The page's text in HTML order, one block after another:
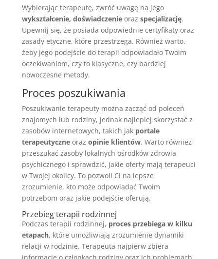
Wybierając terapeutę, zwróć uwagę na jego
wykształcenie, doświadczenieoraz specjalizację.
Upewnij się, że posiada odpowiednie certyfikaty oraz
zasady etyczne, które przestrzega. Również warto,
żeby jego podejście do terapii odpowiadało Twoim
oczekiwaniom, czy to klasyczne, czy bardziej
nowoczesne metody.
Proces poszukiwania
Poszukiwanie terapeuty można zacząć od poleceń
znajomych lub rodziny, jednak najlepiej skorzystać z
zasobów internetowych, takich jak portale
terapeutyczneoraz opinie klientów. Warto również
przeszukać zasoby lokalnych ośrodków zdrowia
psychicznego i sprawdzić, jakie oferty mają terapeuci
w Twojej okolicy. To pozwoli Ci na lepsze
zrozumienie, kto może odpowiadać Twoim
potrzebom oraz jakie podejście oferują.
Przebieg terapii rodzinnej
Podczas terapii rodzinnej, proces przebiega w kilku
etapach, które umożliwiają zrozumienie dynamiki
relacji w rodzinie. Terapeuta najpierw zbiera